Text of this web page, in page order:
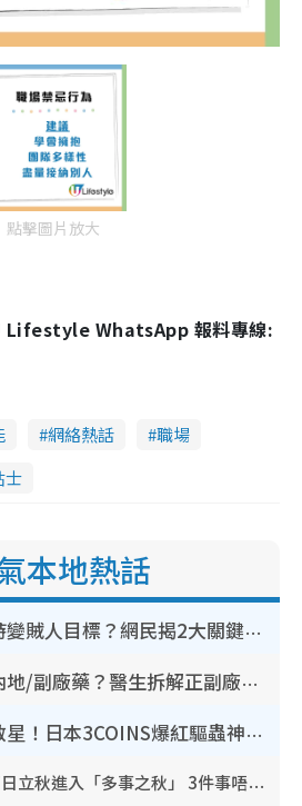
點擊圖片放大
Lifestyle WhatsApp 報料專線:
網絡熱話
職場
士
本地熱話
裝修拆鐵閘隨時變賊人目標？網民揭2大關鍵用途：裝新式等於白裝？附新舊鐵閘分別
網傳公院改用內地/副廠藥？醫生拆解正副廠分別 揭4類人換藥隨時出事
怕蟲人士夏日救星！日本3COINS爆紅驅蟲神器$45起 1招「全程免觸碰」輕鬆搞定小強
立秋2026｜8月7日立秋進入「多事之秋」 3件事唔做得！專家教6招開運 清枱頭／銀包納氣接好運